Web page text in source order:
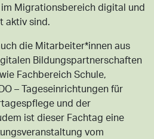
Migrationsbereich digital und
aktiv sind.
die Mitarbeiter*innen aus
Bildungspartnerschaften
Fachbereich Schule,
– Tageseinrichtungen für
und der
ist dieser Fachtag eine
vom